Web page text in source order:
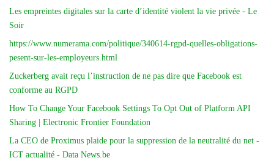
Les empreintes digitales sur la carte d’identité violent la vie privée - Le
Soir
https://www.numerama.com/politique/340614-rgpd-quelles-obligations-
pesent-sur-les-employeurs.html
Zuckerberg avait reçu l’instruction de ne pas dire que Facebook est
conforme au RGPD
How To Change Your Facebook Settings To Opt Out of Platform API
Sharing | Electronic Frontier Foundation
La CEO de Proximus plaide pour la suppression de la neutralité du net -
ICT actualité - Data News.be